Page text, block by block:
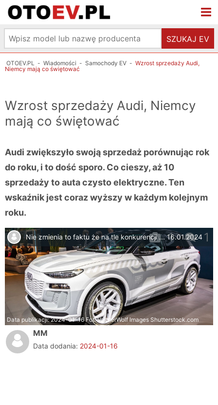
SZUKAJ EV
OTOEV.PL - Wiadomości - Samochody EV - Wzrost sprzedaży Audi,
Niemcy mają co świętować
Wzrost sprzedaży Audi, Niemcy
mają co świętować
Audi zwiększyło swoją sprzedaż porównując rok
do roku, i to dość sporo. Co cieszy, aż 10
sprzedaży to auta czysto elektryczne. Ten
wskaźnik jest coraz wyższy w każdym kolejnym
roku.
Data publikacji:2024-01-16Fot. VanderWolf Images Shutterstock.com
1 1
Nie zmienia to faktu że na tle konkurencji ...16.01.2024
MM
Data dodania: 2024-01-16